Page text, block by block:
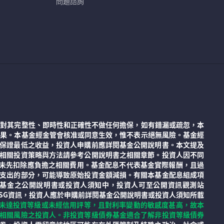
其完整性、即時性和正確性不做任何擔保，如有錯漏或疏忽，本
。本基金經金管會核准或同意生效，惟不表示絕無風險。基金經
最低之收益，投資人申購前應詳閱基金公開說明書。本文提及
投資策略與方法請參考公開說明書之相關章節。投資人因不同
扣除應負擔之相關費用。基金配息不代表基金實際報酬，且過
出的部分，可能導致原始投資金額減損。有關本基金配息組成項
之公開說明書或投資人須知中，投資人可至公開資訊觀測站
訊，投資人應於申購前詳閱基金公開說明書或投資人須知所載
達投資等級或未經信用評等，且對利率變動的敏感度甚高，故本
關風險之投資人。非投資等級債券基金適合了解非投資等級債券